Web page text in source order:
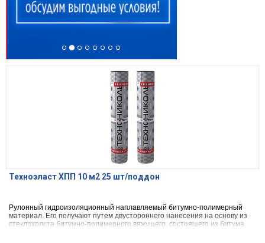
Техноэласт ХПП 10 м2 25 шт/поддон
Рулонный гидроизоляционный наплавляемый битумно-полимерный
материал. Его получают путем двустороннего нанесения на основу из
стеклохолста битумно-полимерного вяжущего, состоящего из битума,